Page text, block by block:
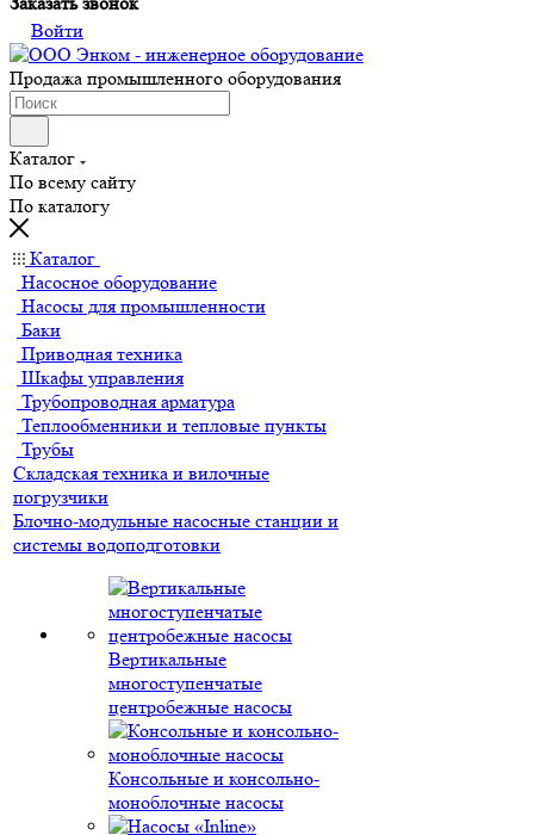
Войти
Продажа промышленного оборудования
Каталог
По всему сайту
По каталогу
Каталог
Насосное оборудование
Насосы для промышленности
Баки
Приводная техника
Шкафы управления
Трубопроводная арматура
Теплообменники и тепловые пункты
Трубы
Складская техника и вилочные
погрузчики
Блочно-модульные насосные станции и
системы водоподготовки
Вертикальные
многоступенчатые
центробежные насосы
Консольные и консольно-
моноблочные насосы